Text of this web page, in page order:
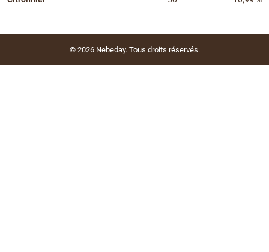
© 2026 Nebeday. Tous droits réservés.